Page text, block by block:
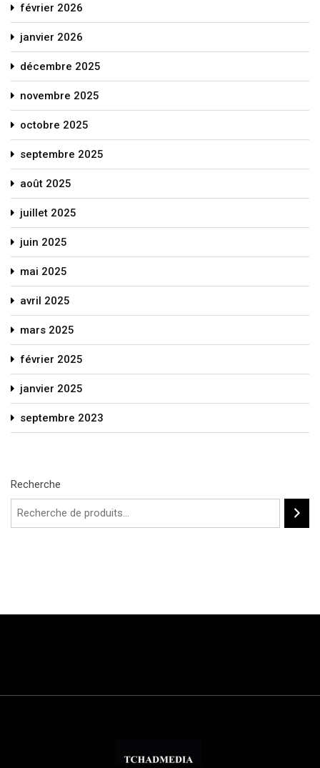
février 2026
janvier 2026
décembre 2025
novembre 2025
octobre 2025
septembre 2025
août 2025
juillet 2025
juin 2025
mai 2025
avril 2025
mars 2025
février 2025
janvier 2025
septembre 2023
Recherche